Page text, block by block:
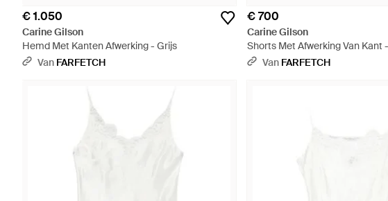
€ 1.050
Carine Gilson
Hemd Met Kanten Afwerking - Grijs
Van FARFETCH
€ 700
Carine Gilson
Shorts Met Afwerking Van Kant
Van FARFETCH